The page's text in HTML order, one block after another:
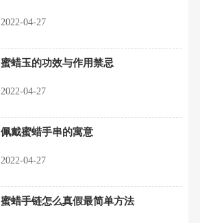
2022-04-27
蜜蜡玉的功效与作用禁忌
2022-04-27
佩戴蜜蜡手串的寓意
2022-04-27
蜜蜡手链怎么真假最简单方法